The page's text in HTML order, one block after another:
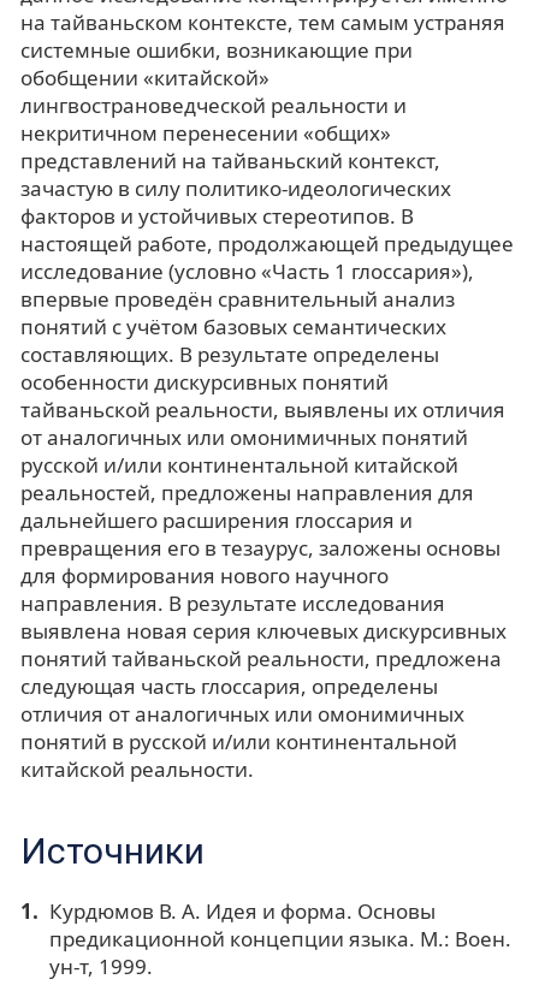
на тайваньском контексте, тем самым устраняя
системные ошибки, возникающие при
обобщении «китайской»
лингвострановедческой реальности и
некритичном перенесении «общих»
представлений на тайваньский контекст,
зачастую в силу политико-идеологических
факторов и устойчивых стереотипов. В
настоящей работе, продолжающей предыдущее
исследование (условно «Часть 1 глоссария»),
впервые проведён сравнительный анализ
понятий с учётом базовых семантических
составляющих. В результате определены
особенности дискурсивных понятий
тайваньской реальности, выявлены их отличия
от аналогичных или омонимичных понятий
русской и/или континентальной китайской
реальностей, предложены направления для
дальнейшего расширения глоссария и
превращения его в тезаурус, заложены основы
для формирования нового научного
направления. В результате исследования
выявлена новая серия ключевых дискурсивных
понятий тайваньской реальности, предложена
следующая часть глоссария, определены
отличия от аналогичных или омонимичных
понятий в русской и/или континентальной
китайской реальности.
Источники
Курдюмов В. А. Идея и форма. Основы
предикационной концепции языка. М.: Воен.
ун-т, 1999.